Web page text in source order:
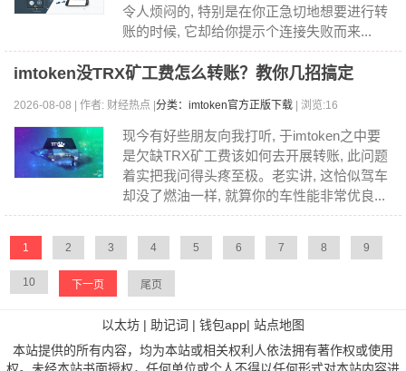
令人烦闷的, 特别是在你正急切地想要进行转
账的时候, 它却给你提示个连接失败而来...
imtoken没TRX矿工费怎么转账？教你几招搞定
2026-08-08 | 作者: 财经热点 | 分类：imtoken官方正版下载 | 浏览:16
现今有好些朋友向我打听, 于imtoken之中要
是欠缺TRX矿工费该如何去开展转账, 此问题
着实把我问得头疼至极。老实讲, 这恰似驾车
却没了燃油一样, 就算你的车性能非常优良...
1 2 3 4 5 6 7 8 9
10 下一页 尾页
以太坊 | 助记词 | 钱包app| 站点地图
本站提供的所有内容，均为本站或相关权利人依法拥有著作权或使用